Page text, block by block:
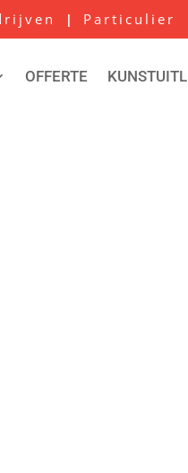
| Particulier
OFFERTE